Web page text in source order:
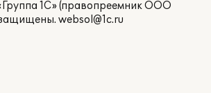
1С» (правопреемник ООО
защищены. websol@1c.ru